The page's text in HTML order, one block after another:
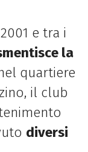
e tra i
la
quartiere
il club
diversi